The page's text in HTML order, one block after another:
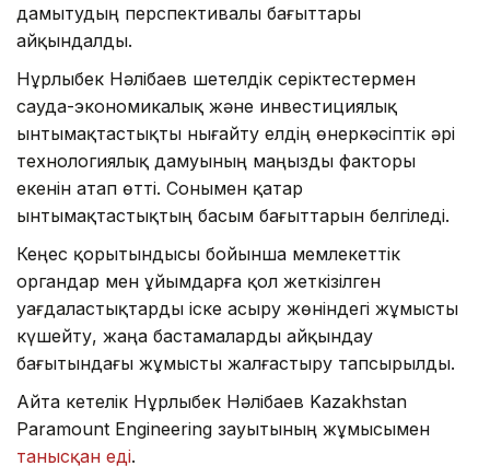
дамытудың перспективалы бағыттары
айқындалды.
Нұрлыбек Нәлібаев шетелдік серіктестермен
сауда-экономикалық және инвестициялық
ынтымақтастықты нығайту елдің өнеркәсіптік әрі
технологиялық дамуының маңызды факторы
екенін атап өтті. Сонымен қатар
ынтымақтастықтың басым бағыттарын белгіледі.
Кеңес қорытындысы бойынша мемлекеттік
органдар мен ұйымдарға қол жеткізілген
уағдаластықтарды іске асыру жөніндегі жұмысты
күшейту, жаңа бастамаларды айқындау
бағытындағы жұмысты жалғастыру тапсырылды.
Айта кетелік Нұрлыбек Нәлібаев Kazakhstan
Paramount Engineering зауытының жұмысымен
танысқан еді.